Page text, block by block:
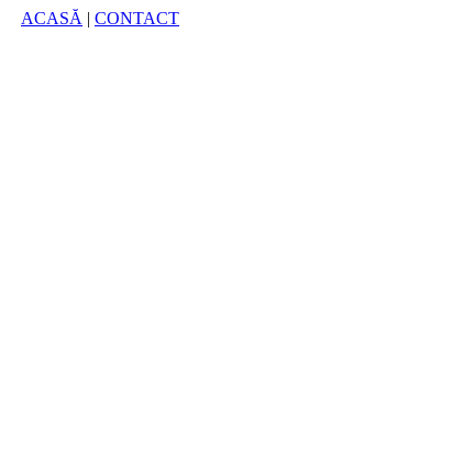
ACASĂ | CONTACT